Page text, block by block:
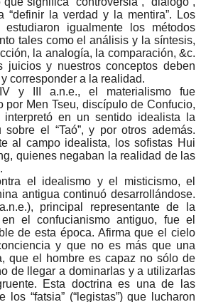
“definir la verdad y la mentira”. Los
igualmente los métodos
tales como el análisis y la síntesis,
la analogía, la comparación, &c.
juicios y nuestros conceptos deben
corresponder a la realidad.
y III a.n.e., el materialismo fue
por Men Tseu, discípulo de Confucio,
en un sentido idealista la
el “Taó”, y por otros además.
al campo idealista, los sofistas Hui
quienes negaban la realidad de las
el idealismo y el misticismo, el
antigua continuó desarrollándose.
principal representante de la
el confucianismo antiguo, fue el
de esta época. Afirma que el cielo
y que no es más que una
que el hombre es capaz no sólo de
de llegar a dominarlas y a utilizarlas
Esta doctrina es una de las
los “fatsia” (“legistas”) que lucharon